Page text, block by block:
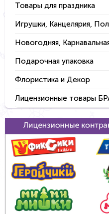
Товары для праздника
Игрушки, Канцелярия,
Новогодняя,
Подарочная упаковка
Флористика и Декор
Лицензионные товары